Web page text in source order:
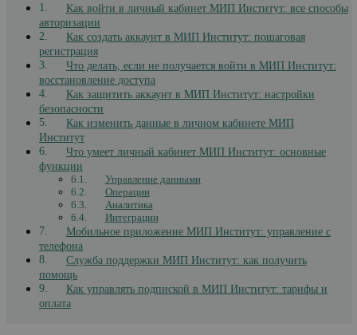
Как войти в личный кабинет МИП Институт: все способы
авторизации
Как создать аккаунт в МИП Институт: пошаговая
регистрация
Что делать, если не получается войти в МИП Институт:
восстановление доступа
Как защитить аккаунт в МИП Институт: настройки
безопасности
Как изменить данные в личном кабинете МИП
Институт
Что умеет личный кабинет МИП Институт: основные
функции
Управление данными
Операции
Аналитика
Интеграции
Мобильное приложение МИП Институт: управление с
телефона
Служба поддержки МИП Институт: как получить
помощь
Как управлять подпиской в МИП Институт: тарифы и
оплата